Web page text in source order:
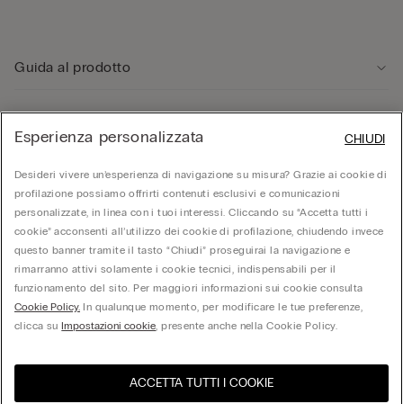
Guida al prodotto
Area Legale
Corporate
© Calzedonia S.p.A | P.iva 02253210237 | Sede Legale: Malcesine (VR), Via Portici
Umberto Primo n. 5/3 | Cod. Fisc. e n.iscr. al Reg. Imprese di Verona: 01037050422 |
direzione e coordinamento di Oniverse Holding S.p.A.
Esperienza personalizzata
Desideri vivere un’esperienza di navigazione su misura? Grazie ai cookie di
profilazione possiamo offrirti contenuti esclusivi e comunicazioni
personalizzate, in linea con i tuoi interessi. Cliccando su “Accetta tutti i
cookie” acconsenti all’utilizzo dei cookie di profilazione, chiudendo invece
questo banner tramite il tasto “Chiudi” proseguirai la navigazione e
rimarranno attivi solamente i cookie tecnici, indispensabili per il
funzionamento del sito. Per maggiori informazioni sui cookie consulta
Cookie Policy. In qualunque momento, per modificare le tue preferenze,
clicca suImpostazioni cookie, presente anche nella Cookie Policy.
ACCETTA TUTTI I COOKIE
CHIUDI